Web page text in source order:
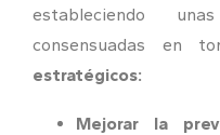
estableciendo
consensuadas en
estratégicos:
Mejorar la